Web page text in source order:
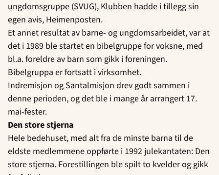
ungdomsgruppe (SVUG), Klubben hadde i tillegg sin
egen avis, Heimenposten.
Et annet resultat av barne- og ungdomsarbeidet, var at
det i 1989 ble startet en bibelgruppe for voksne, med
bl.a. foreldre av barn som gikk i foreningen.
Bibelgruppa er fortsatt i virksomhet.
Indremisjon og Santalmisjon drev godt sammen i
denne perioden, og det ble i mange år arrangert 17.
mai-fester.
Den store stjerna
Hele bedehuset, med alt fra de minste barna til de
eldste medlemmene oppførte i 1992 julekantaten: Den
store stjerna. Forestillingen ble spilt to kvelder og gikk